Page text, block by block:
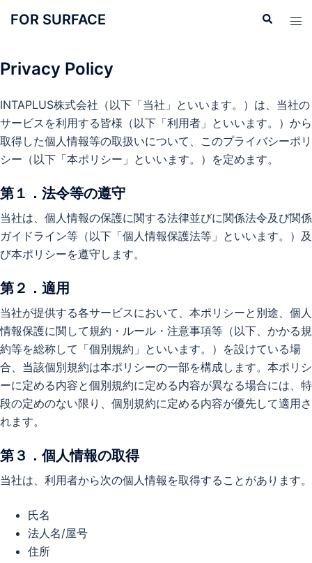
ン
へ
ス
キ
ッ
FOR SURFACE
検
索
ト
ュ
ー
Privacy Policy
INTAPLUS株式会社（以下「当社」といいます。）は、当社の
サービスを利用する皆様（以下「利用者」といいます。）から
取得した個人情報等の取扱いについて、このプライバシーポリ
シー（以下「本ポリシー」といいます。）を定めます。
第１．法令等の遵守
当社は、個人情報の保護に関する法律並びに関係法令及び関係
ガイドライン等（以下「個人情報保護法等」といいます。）及
び本ポリシーを遵守します。
第２．適用
当社が提供する各サービスにおいて、本ポリシーと別途、個人
情報保護に関して規約・ルール・注意事項等（以下、かかる規
約等を総称して「個別規約」といいます。）を設けている場
合、当該個別規約は本ポリシーの一部を構成します。本ポリシ
ーに定める内容と個別規約に定める内容が異なる場合には、特
段の定めのない限り、個別規約に定める内容が優先して適用さ
れます。
第３．個人情報の取得
当社は、利用者から次の個人情報を取得することがあります。
氏名
法人名/屋号
住所